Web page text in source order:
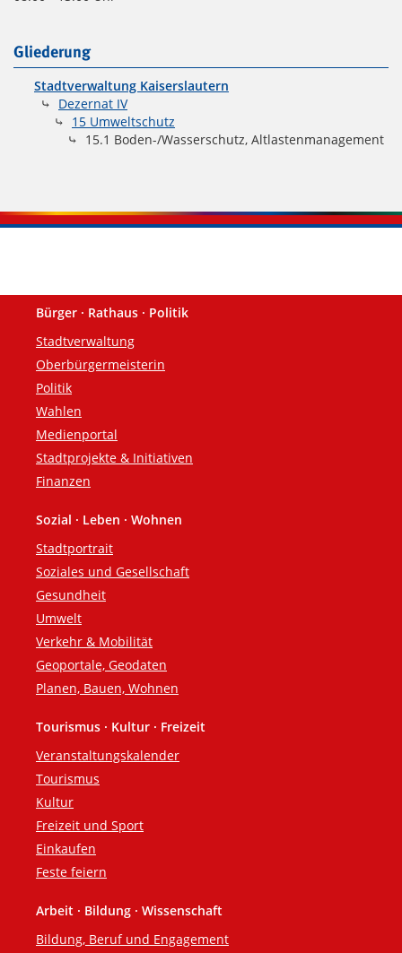
Gliederung
Stadtverwaltung Kaiserslautern
Dezernat IV
15 Umweltschutz
15.1 Boden-/Wasserschutz, Altlastenmanagement
Fußzeile
Bürger · Rathaus · Politik
Stadtverwaltung
Oberbürgermeisterin
Politik
Wahlen
Medienportal
Stadtprojekte & Initiativen
Finanzen
Sozial · Leben · Wohnen
Stadtportrait
Soziales und Gesellschaft
Gesundheit
Umwelt
Verkehr & Mobilität
Geoportale, Geodaten
Planen, Bauen, Wohnen
Tourismus · Kultur · Freizeit
Veranstaltungskalender
Tourismus
Kultur
Freizeit und Sport
Einkaufen
Feste feiern
Arbeit · Bildung · Wissenschaft
Bildung, Beruf und Engagement